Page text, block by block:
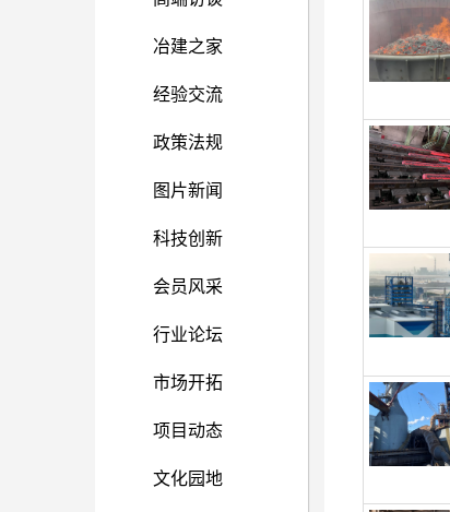
冶建之家
经验交流
政策法规
图片新闻
科技创新
会员风采
行业论坛
市场开拓
项目动态
文化园地